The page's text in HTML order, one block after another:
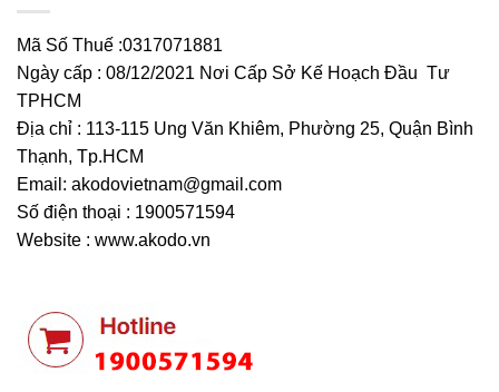
Mã Số Thuế :0317071881
Ngày cấp : 08/12/2021 Nơi Cấp Sở Kế Hoạch Đầu Tư
TPHCM
Địa chỉ : 113-115 Ung Văn Khiêm, Phường 25, Quận Bình
Thạnh, Tp.HCM
Email: akodovietnam@gmail.com
Số điện thoại : 1900571594
Website : www.akodo.vn